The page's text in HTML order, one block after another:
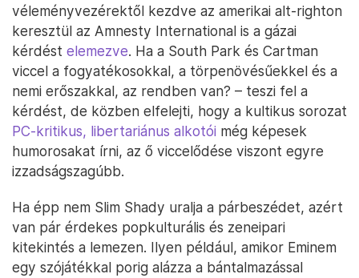
véleményvezérektől kezdve az amerikai alt-righton
keresztül az Amnesty International is a gázai
kérdést elemezve. Ha a South Park és Cartman
viccel a fogyatékosokkal, a törpenövésűekkel és a
nemi erőszakkal, az rendben van? – teszi fel a
kérdést, de közben elfelejti, hogy a kultikus sorozat
PC-kritikus, libertariánus alkotói még képesek
humorosakat írni, az ő viccelődése viszont egyre
izzadságszagúbb.
Ha épp nem Slim Shady uralja a párbeszédet, azért
van pár érdekes popkulturális és zeneipari
kitekintés a lemezen. Ilyen például, amikor Eminem
egy szójátékkal porig alázza a bántalmazással